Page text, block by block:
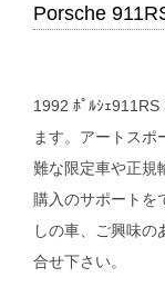
Porsche
1992 ﾎﾟﾙｼｪ
ます。アートスポ
難な限定車や正規
購入のサポートを
しの車、ご興味の
合せ下さい。